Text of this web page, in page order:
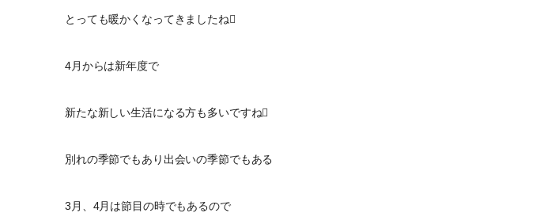
とっても暖かくなってきましたね
4月からは新年度で
新たな新しい生活になる方も多いですね
別れの季節でもあり出会いの季節でもある
3月、4月は節目の時でもあるので